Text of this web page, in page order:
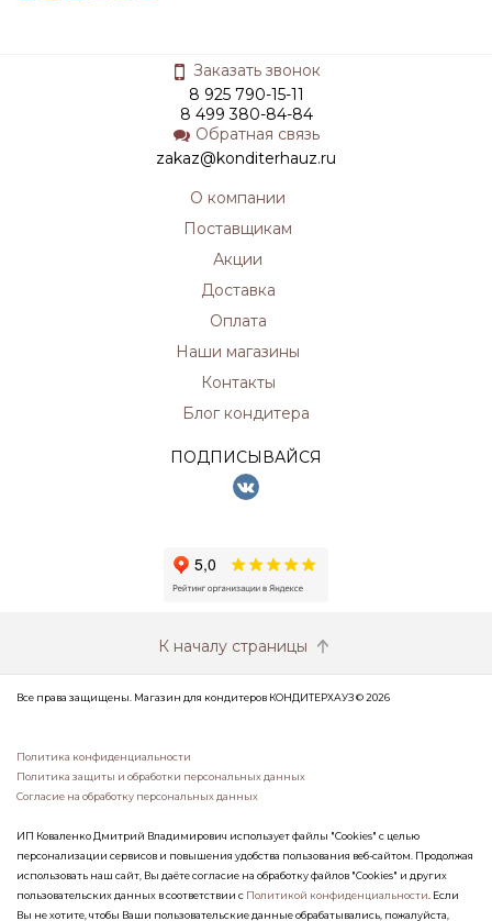
Заказать звонок
8 925 790-15-11
8 499 380-84-84
Обратная связь
zakaz@konditerhauz.ru
О компании
Поставщикам
Акции
Доставка
Оплата
Наши магазины
Контакты
Блог кондитера
ПОДПИСЫВАЙСЯ
К началу страницы
Все права защищены. Магазин для кондитеров КОНДИТЕРХАУЗ © 2026
Политика конфиденциальности
Политика защиты и обработки персональных данных
Согласие на обработку персональных данных
ИП Коваленко Дмитрий Владимирович использует файлы "Cookies" с целью
персонализации сервисов и повышения удобства пользования веб-сайтом. Продолжая
использовать наш сайт, Вы даёте согласие на обработку файлов "Cookies" и других
пользовательских данных в соответствии с Политикой конфиденциальности . Если
Вы не хотите, чтобы Ваши пользовательские данные обрабатывались, пожалуйста,